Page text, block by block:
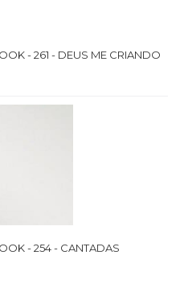
- 261 - DEUS ME CRIANDO
- 254 - CANTADAS